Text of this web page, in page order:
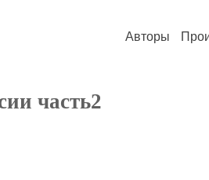
Авторы
часть2